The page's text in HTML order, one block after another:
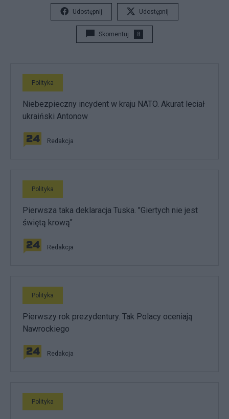
Udostępnij Udostępnij
Skomentuj 8
Polityka
Niebezpieczny incydent w kraju NATO. Akurat leciał
ukraiński Antonow
Redakcja
Polityka
Pierwsza taka deklaracja Tuska. "Giertych nie jest
świętą krową"
Redakcja
Polityka
Pierwszy rok prezydentury. Tak Polacy oceniają
Nawrockiego
Redakcja
Polityka